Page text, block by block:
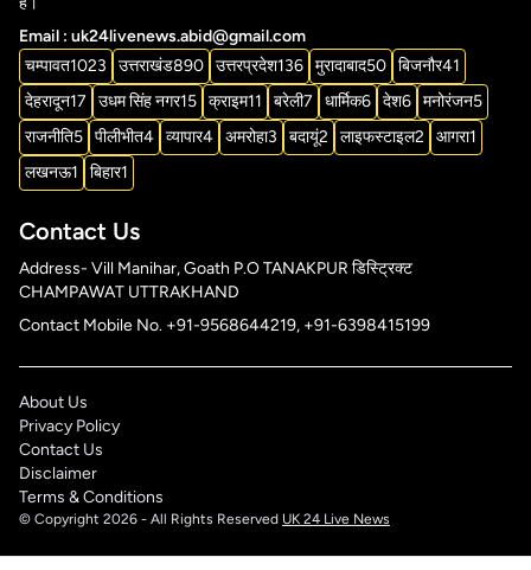
Email : uk24livenews.abid@gmail.com
चम्पावत1023 उत्तराखंड890 उत्तरप्रदेश136 मुरादाबाद50 बिजनौर41
देहरादून17 उधम सिंह नगर15 क्राइम11 बरेली7 धार्मिक6 देश6 मनोरंजन5
राजनीति5 पीलीभीत4 व्यापार4 अमरोहा3 बदायूं2 लाइफस्टाइल2 आगरा1
लखनऊ1 बिहार1
Contact Us
Address- Vill Manihar, Goath P.O TANAKPUR डिस्ट्रिक्ट
CHAMPAWAT UTTRAKHAND
Contact Mobile No. +91-9568644219, +91-6398415199
About Us
Privacy Policy
Contact Us
Disclaimer
Terms & Conditions
© Copyright 2026 - All Rights Reserved UK 24 Live News